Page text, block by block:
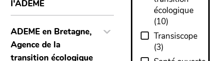
écologique
(10)
Transiscope
(3)
l'ADEME
ADEME en Bretagne,
Agence de la
transition écologique